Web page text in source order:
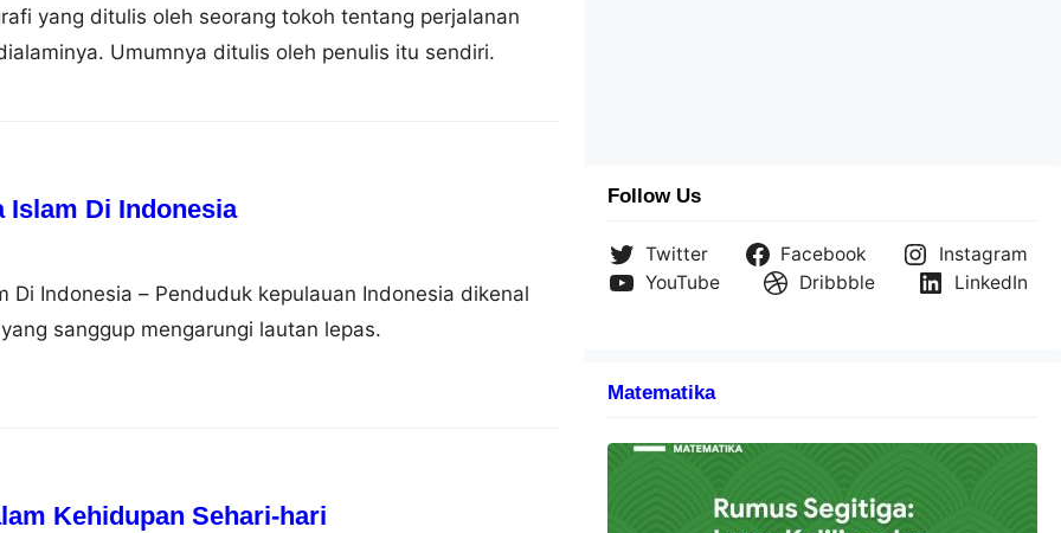
yang ditulis oleh seorang tokoh tentang perjalanan
Umumnya ditulis oleh penulis itu sendiri.
Islam Di Indonesia
Di Indonesia – Penduduk kepulauan Indonesia dikenal
sanggup mengarungi lautan lepas.
Kehidupan Sehari-hari
Follow Us
Twitter Facebook
Instagram
YouTube
Dribbble LinkedIn
Matematika